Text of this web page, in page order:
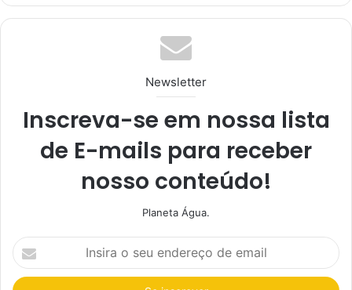
te
Newsletter
Inscreva-se em nossa lista
de E-mails para receber
nosso conteúdo!
Planeta Água.
I
n
i